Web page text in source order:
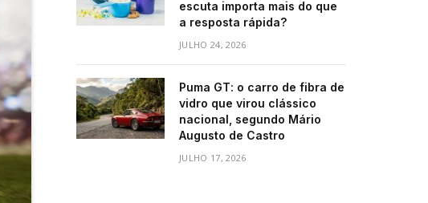
escuta importa mais do que
a resposta rápida?
JULHO 24, 2026
Puma GT: o carro de fibra de
vidro que virou clássico
nacional, segundo Mário
Augusto de Castro
JULHO 17, 2026